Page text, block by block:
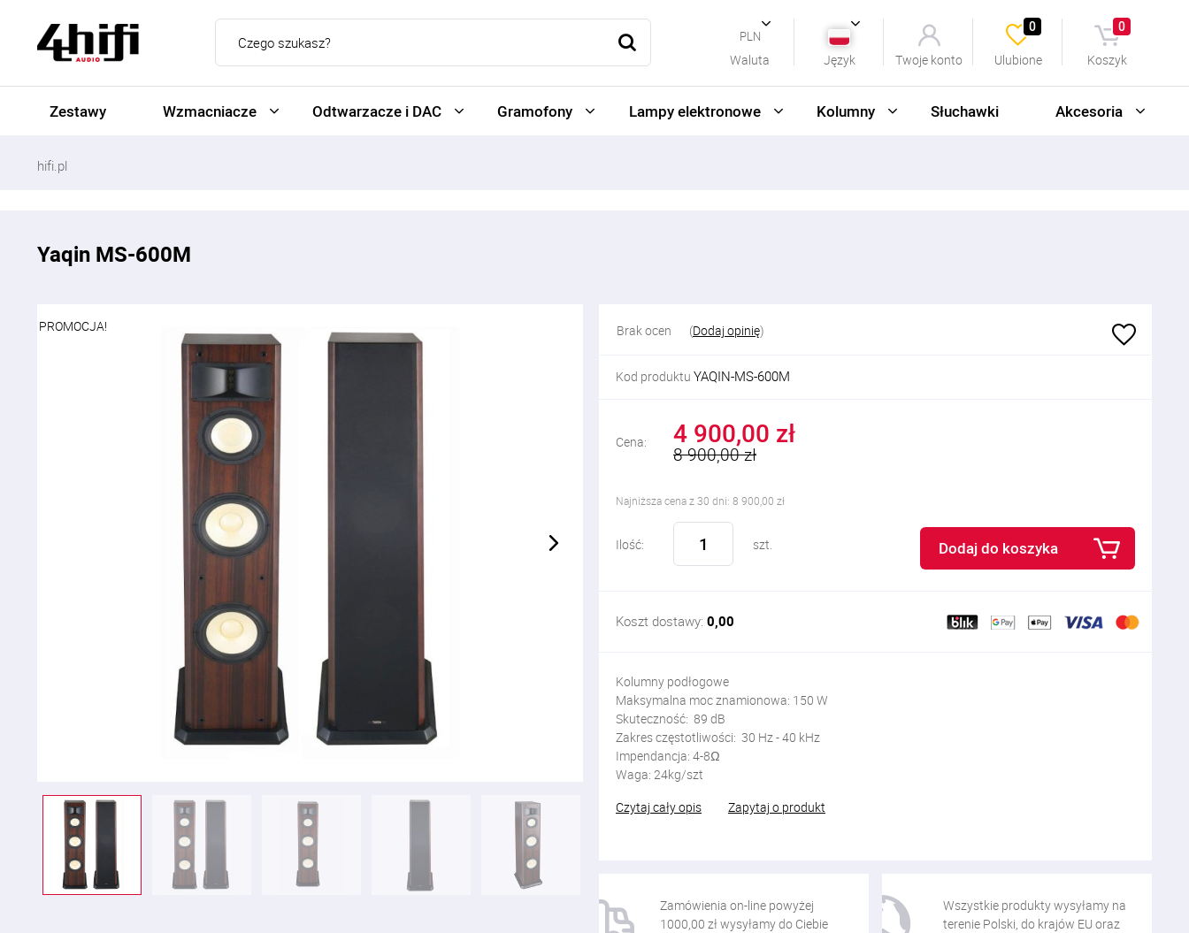
Waluta
PLN
Język Twoje konto Ulubione
0
Koszyk
0
Zestawy Wzmacniacze Odtwarzacze i DAC Gramofony Lampy elektronowe Kolumny Słuchawki Akcesoria
hifi.pl
Yaqin MS-600M
PROMOCJA! Brak ocen (Dodaj opinię)
Kod produktu YAQIN-MS-600M
Cena: 4 900,00 zł
8 900,00 zł
Najniższa cena z 30 dni: 8 900,00 zł
Ilość: szt. Dodaj do koszyka
Koszt dostawy: 0,00
Kolumny podłogowe
Maksymalna moc znamionowa: 150 W
Skuteczność: 89 dB
Zakres częstotliwości: 30 Hz - 40 kHz
Impendancja: 4-8Ω
Waga: 24kg/szt
Czytaj cały opis
Zapytaj o produkt
Zamówienia on-line powyżej
1000,00 zł wysyłamy do Ciebie
Wszystkie produkty wysyłamy na
terenie Polski, do krajów EU oraz